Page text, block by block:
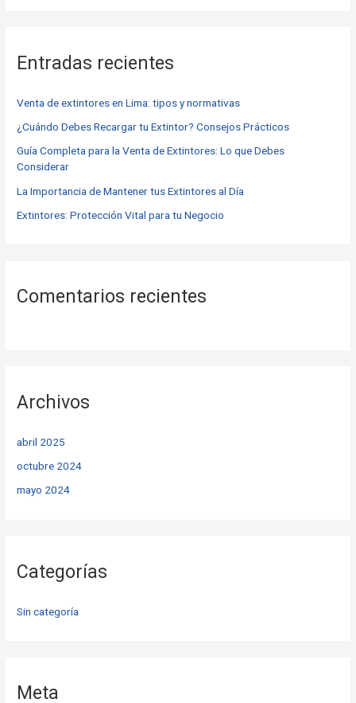
a
p
o
r
:
Entradas recientes
Venta de extintores en Lima: tipos y normativas
¿Cuándo Debes Recargar tu Extintor? Consejos Prácticos
Guía Completa para la Venta de Extintores: Lo que Debes
Considerar
La Importancia de Mantener tus Extintores al Día
Extintores: Protección Vital para tu Negocio
Comentarios recientes
Archivos
abril 2025
octubre 2024
mayo 2024
Categorías
Sin categoría
Meta